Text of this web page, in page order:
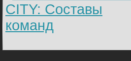
CITY: Составы
команд